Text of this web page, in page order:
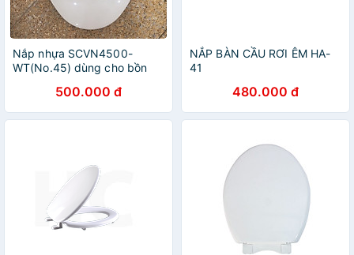
Nắp nhựa SCVN4500-
WT(No.45) dùng cho bồn
chính hãng American
Standard
500.000 đ
NẮP BÀN CẦU RƠI ÊM HA-
41
480.000 đ